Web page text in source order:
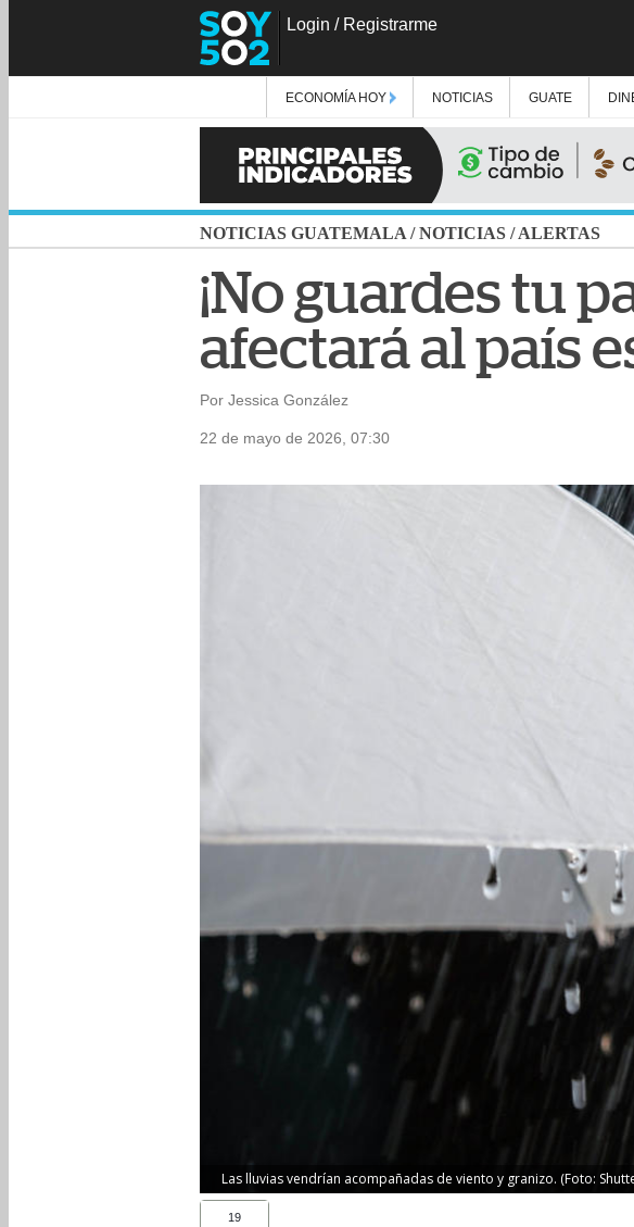
Login / Registrarme
ECONOMÍA HOY NOTICIAS GUATE
NOTICIAS GUATEMALA /NOTICIAS /ALERTAS
¡No guardes tu
afectará al país
Por Jessica González
22 de mayo de 2026, 07:30
Las lluvias vendrían acompañadas de viento y granizo. (Foto:
19